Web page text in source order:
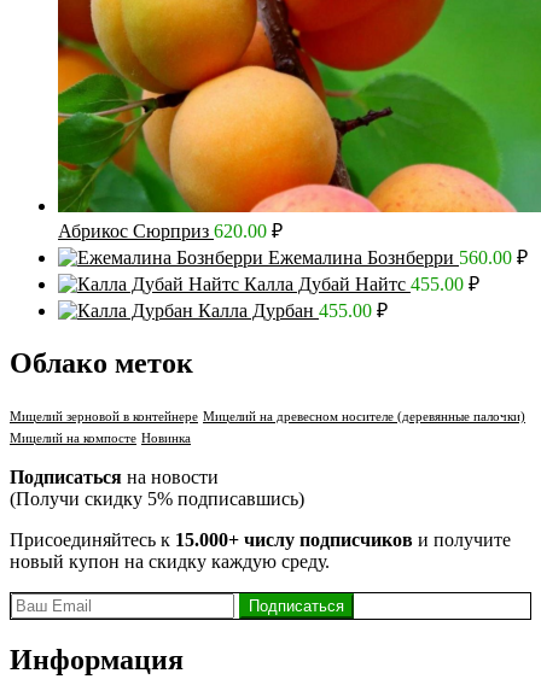
Абрикос Сюрприз 620.00 ₽
Ежемалина Бознберри 560.00 ₽
Калла Дубай Найтс 455.00 ₽
Калла Дурбан 455.00 ₽
Облако меток
Мицелий зерновой в контейнере Мицелий на древесном носителе (деревянные палочки)
Мицелий на компосте Новинка
Подписаться на новости
(Получи скидку 5% подписавшись)
Присоединяйтесь к 15.000+ числу подписчиков и получите
новый купон на скидку каждую среду.
Информация